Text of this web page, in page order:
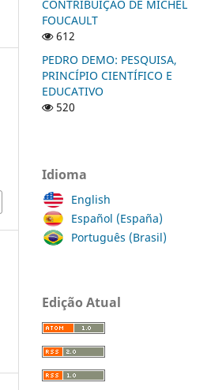
CONTRIBUIÇÃO DE MICHEL
FOUCAULT
612
PEDRO DEMO: PESQUISA,
PRINCÍPIO CIENTÍFICO E
EDUCATIVO
520
Idioma
English
Español (España)
Português (Brasil)
Edição Atual